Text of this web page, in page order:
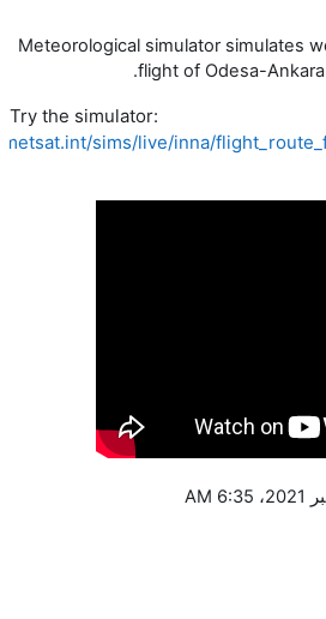
Meteorological simulator simulates
flight of Odesa-
Try the simulator:
sims/live/inna/